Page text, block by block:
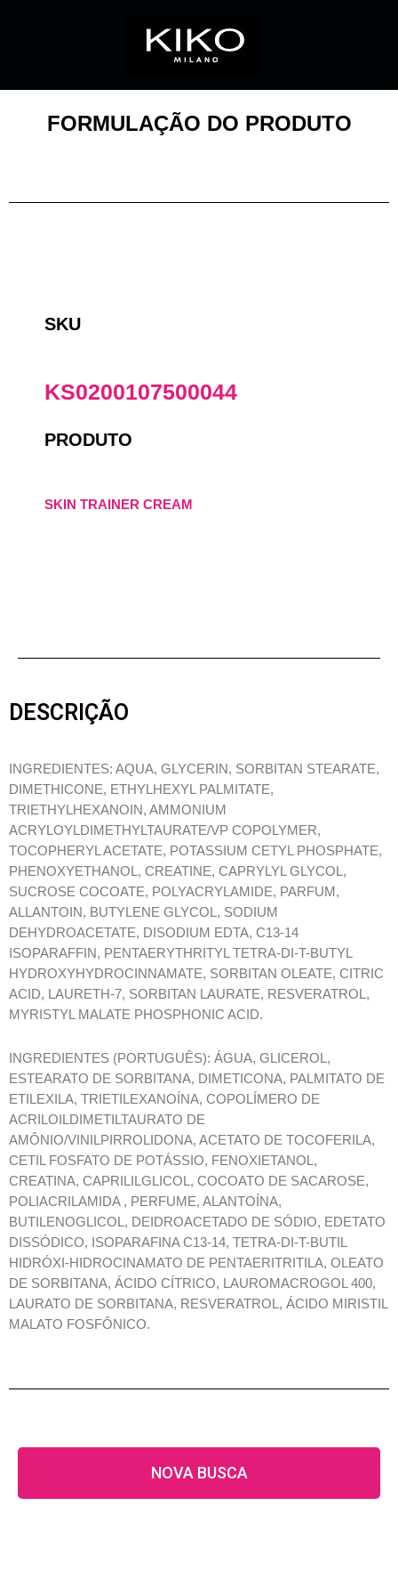
FORMULAÇÃO DO PRODUTO
SKU
KS0200107500044
PRODUTO
SKIN TRAINER CREAM
DESCRIÇÃO
INGREDIENTES: AQUA, GLYCERIN, SORBITAN STEARATE,
DIMETHICONE, ETHYLHEXYL PALMITATE,
TRIETHYLHEXANOIN, AMMONIUM
ACRYLOYLDIMETHYLTAURATE/VP COPOLYMER,
TOCOPHERYL ACETATE, POTASSIUM CETYL PHOSPHATE,
PHENOXYETHANOL, CREATINE, CAPRYLYL GLYCOL,
SUCROSE COCOATE, POLYACRYLAMIDE, PARFUM,
ALLANTOIN, BUTYLENE GLYCOL, SODIUM
DEHYDROACETATE, DISODIUM EDTA, C13-14
ISOPARAFFIN, PENTAERYTHRITYL TETRA-DI-T-BUTYL
HYDROXYHYDROCINNAMATE, SORBITAN OLEATE, CITRIC
ACID, LAURETH-7, SORBITAN LAURATE, RESVERATROL,
MYRISTYL MALATE PHOSPHONIC ACID.
INGREDIENTES (PORTUGUÊS): ÁGUA, GLICEROL,
ESTEARATO DE SORBITANA, DIMETICONA, PALMITATO DE
ETILEXILA, TRIETILEXANOÍNA, COPOLÍMERO DE
ACRILOILDIMETILTAURATO DE
AMÔNIO/VINILPIRROLIDONA, ACETATO DE TOCOFERILA,
CETIL FOSFATO DE POTÁSSIO, FENOXIETANOL,
CREATINA, CAPRILILGLICOL, COCOATO DE SACAROSE,
POLIACRILAMIDA , PERFUME, ALANTOÍNA,
BUTILENOGLICOL, DEIDROACETADO DE SÓDIO, EDETATO
DISSÓDICO, ISOPARAFINA C13-14, TETRA-DI-T-BUTIL
HIDRÓXI-HIDROCINAMATO DE PENTAERITRITILA, OLEATO
DE SORBITANA, ÁCIDO CÍTRICO, LAUROMACROGOL 400,
LAURATO DE SORBITANA, RESVERATROL, ÁCIDO MIRISTIL
MALATO FOSFÔNICO.
NOVA BUSCA